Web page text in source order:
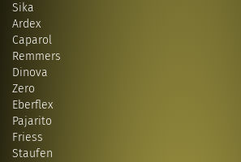
Sika
Ardex
Caparol
Remmers
Dinova
Zero
Eberflex
Pajarito
Friess
Staufen